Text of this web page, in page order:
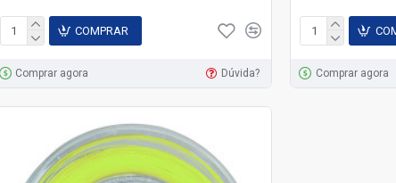
COMPRAR
Comprar agora Dúvida? Comprar agora